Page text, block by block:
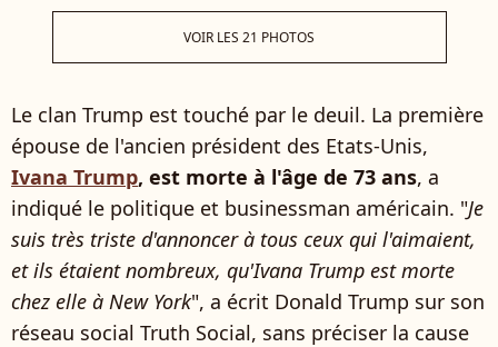
VOIR LES 21 PHOTOS
Le clan Trump est touché par le deuil. La première
épouse de l'ancien président des Etats-Unis,
Ivana Trump, est morte à l'âge de 73 ans, a
indiqué le politique et businessman américain. "Je
suis très triste d'annoncer à tous ceux qui l'aimaient,
et ils étaient nombreux, qu'Ivana Trump est morte
chez elle à New York", a écrit Donald Trump sur son
réseau social Truth Social, sans préciser la cause